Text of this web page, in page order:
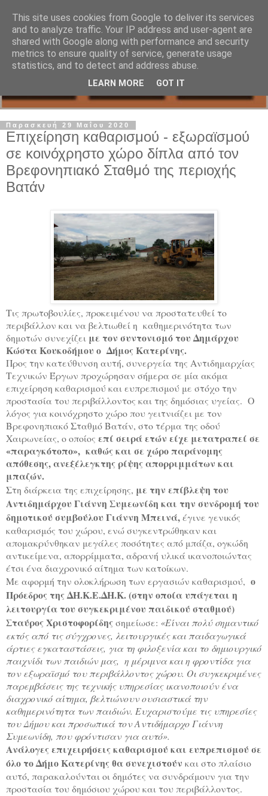
Παρασκευή 29 Μαΐου 2020
Επιχείρηση καθαρισμού - εξωραϊσμού
σε κοινόχρηστο χώρο δίπλα από τον
Βρεφονηπιακό Σταθμό της περιοχής
Βατάν
Τις πρωτοβουλίες, προκειμένου να προστατευθεί το
περιβάλλον και να βελτιωθεί η καθημερινότητα των
δημοτών συνεχίζει με τον συντονισμό του Δημάρχου
Κώστα Κουκοδήμου ο Δήμος Κατερίνης.
Προς την κατεύθυνση αυτή, συνεργεία της Αντιδημαρχίας
Τεχνικών Έργων προχώρησαν σήμερα σε μία ακόμα
επιχείρηση καθαρισμού και ευπρεπισμού με στόχο την
προστασία του περιβάλλοντος και της δημόσιας υγείας. Ο
λόγος για κοινόχρηστο χώρο που γειτνιάζει με τον
Βρεφονηπιακό Σταθμό Βατάν, στο τέρμα της οδού
Χαιρωνείας, ο οποίος επί σειρά ετών είχε μετατραπεί σε
«παραγκότοπο», καθώς και σε χώρο παράνομης
απόθεσης, ανεξέλεγκτης ρίψης απορριμμάτων και
μπαζών.
Στη διάρκεια της επιχείρησης, με την επίβλεψη του
Αντιδημάρχου Γιάννη Συμεωνίδη και την συνδρομή του
δημοτικού συμβούλου Γιάννη Μπεινά,έγινε γενικός
καθαρισμός του χώρου, ενώ συγκεντρώθηκαν και
απομακρύνθηκαν μεγάλες ποσότητες από μπάζα, ογκώδη
αντικείμενα, απορρίμματα, αδρανή υλικά ικανοποιώντας
έτσι ένα διαχρονικό αίτημα των κατοίκων.
Με αφορμή την ολοκλήρωση των εργασιών καθαρισμού, ο
Πρόεδρος της ΔΗ.Κ.Ε.ΔΗ.Κ. (στην οποία υπάγεται η
λειτουργία του συγκεκριμένου παιδικού σταθμού)
Σταύρος Χριστοφορίδηςσημείωσε: «Είναι πολύ σημαντικό
εκτός από τις σύγχρονες, λειτουργικές και παιδαγωγικά
άρτιες εγκαταστάσεις, για τη φιλοξενία και το δημιουργικό
παιχνίδι των παιδιών μας, η μέριμνα και η φροντίδα για
τον εξωραϊσμό του περιβάλλοντος χώρου. Οι συγκεκριμένες
παρεμβάσεις της τεχνικής υπηρεσίας ικανοποιούν ένα
διαχρονικό αίτημα, βελτιώνουν ουσιαστικά την
καθημερινότητα των παιδιών. Ευχαριστούμε τις υπηρεσίες
του Δήμου και προσωπικά τον Αντιδήμαρχο Γιάννη
Συμεωνίδη, που φρόντισαν για αυτό».
Ανάλογες επιχειρήσεις καθαρισμού και ευπρεπισμού σε
όλο το Δήμο Κατερίνης θα συνεχιστούν και στο πλαίσιο
αυτό, παρακαλούνται οι δημότες να συνδράμουν για την
προστασία του δημόσιου χώρου και του περιβάλλοντος.
This site uses cookies from Google to deliver its services
and to analyze traffic. Your IP address and user-agent are
shared with Google along with performance and security
metrics to ensure quality of service, generate usage
statistics, and to detect and address abuse.
LEARN MORE GOT IT